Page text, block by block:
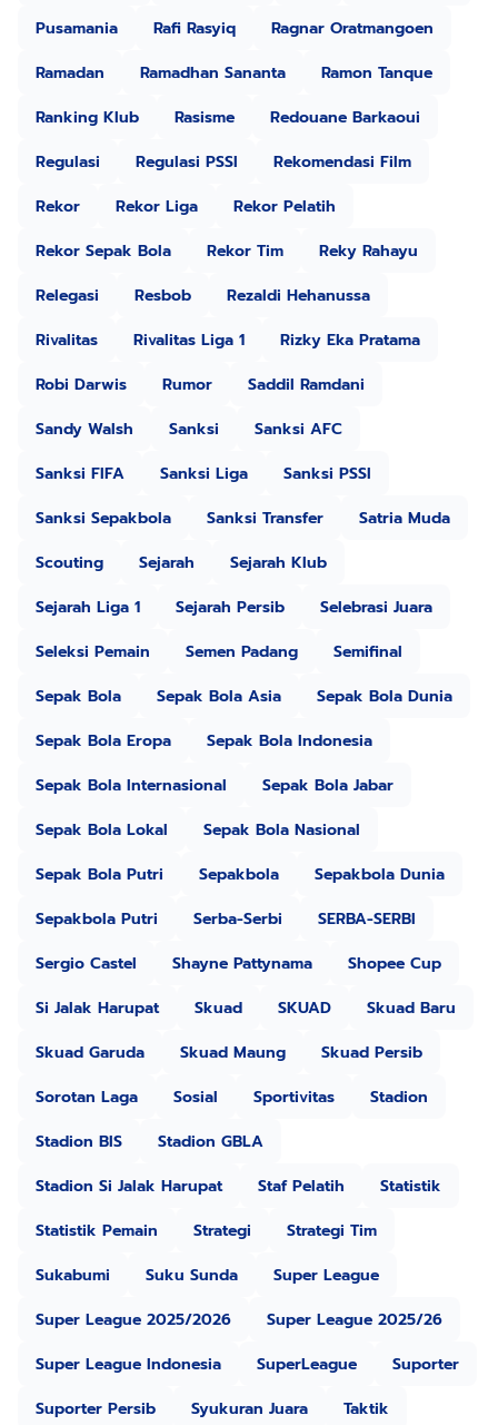
Pusamania
Rafi Rasyiq
Ragnar Oratmangoen
Ramadan
Ramadhan Sananta
Ramon Tanque
Ranking Klub
Rasisme
Redouane Barkaoui
Regulasi
Regulasi PSSI
Rekomendasi Film
Rekor
Rekor Liga
Rekor Pelatih
Rekor Sepak Bola
Rekor Tim
Reky Rahayu
Relegasi
Resbob
Rezaldi Hehanussa
Rivalitas
Rivalitas Liga 1
Rizky Eka Pratama
Robi Darwis
Rumor
Saddil Ramdani
Sandy Walsh
Sanksi
Sanksi AFC
Sanksi FIFA
Sanksi Liga
Sanksi PSSI
Sanksi Sepakbola
Sanksi Transfer
Satria Muda
Scouting
Sejarah
Sejarah Klub
Sejarah Liga 1
Sejarah Persib
Selebrasi Juara
Seleksi Pemain
Semen Padang
Semifinal
Sepak Bola
Sepak Bola Asia
Sepak Bola Dunia
Sepak Bola Eropa
Sepak Bola Indonesia
Sepak Bola Internasional
Sepak Bola Jabar
Sepak Bola Lokal
Sepak Bola Nasional
Sepak Bola Putri
Sepakbola
Sepakbola Dunia
Sepakbola Putri
Serba-Serbi
SERBA-SERBI
Sergio Castel
Shayne Pattynama
Shopee Cup
Si Jalak Harupat
Skuad SKUAD
Skuad Baru
Skuad Garuda
Skuad Maung
Skuad Persib
Sorotan Laga
Sosial Sportivitas
Stadion
Stadion BIS
Stadion GBLA
Stadion Si Jalak Harupat
Staf Pelatih
Statistik
Statistik Pemain
Strategi
Strategi Tim
Sukabumi
Suku Sunda
Super League
Super League 2025/2026
Super League 2025/26
Super League Indonesia
SuperLeague
Suporter
Suporter Persib
Syukuran Juara
Taktik